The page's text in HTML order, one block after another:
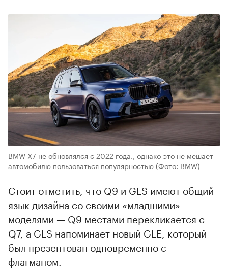
BMW X7 не обновлялся с 2022 года., однако это не мешает
автомобилю пользоваться популярностью(Фото: BMW)
Стоит отметить, что Q9 и GLS имеют общий
язык дизайна со своими «младшими»
моделями — Q9 местами перекликается с
Q7, а GLS напоминает новый GLE, который
был презентован одновременно с
флагманом.